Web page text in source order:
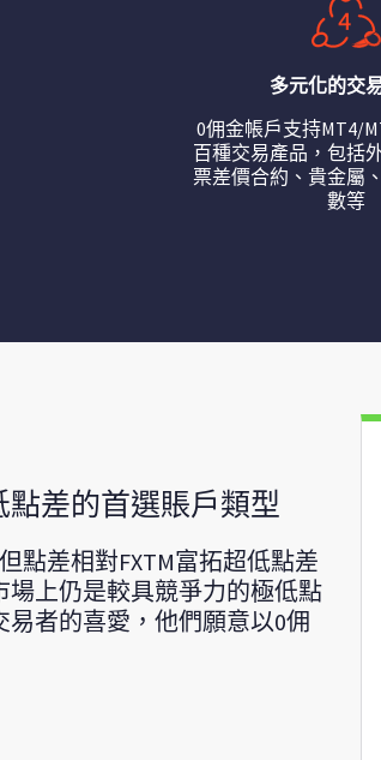
多元化的交
0佣金帳戶支持MT4/
百種交易產品，包括
票差價合約、貴金屬
數等
差的首選賬戶類型
點差相對FXTM富拓超低點差
上仍是較具競爭力的極低點
者的喜愛，他們願意以0佣